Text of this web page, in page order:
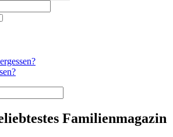
Familienmagazin